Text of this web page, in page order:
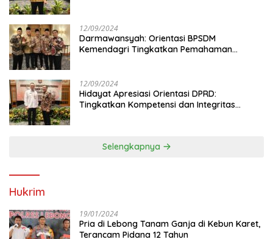
12/09/2024
Darmawansyah: Orientasi BPSDM
Kemendagri Tingkatkan Pemahaman
12/09/2024
Hidayat Apresiasi Orientasi DPRD:
Tingkatkan Kompetensi dan Integritas
Selengkapnya
Hukrim
19/01/2024
Pria di Lebong Tanam Ganja di Kebun Karet,
Terancam Pidana 12 Tahun